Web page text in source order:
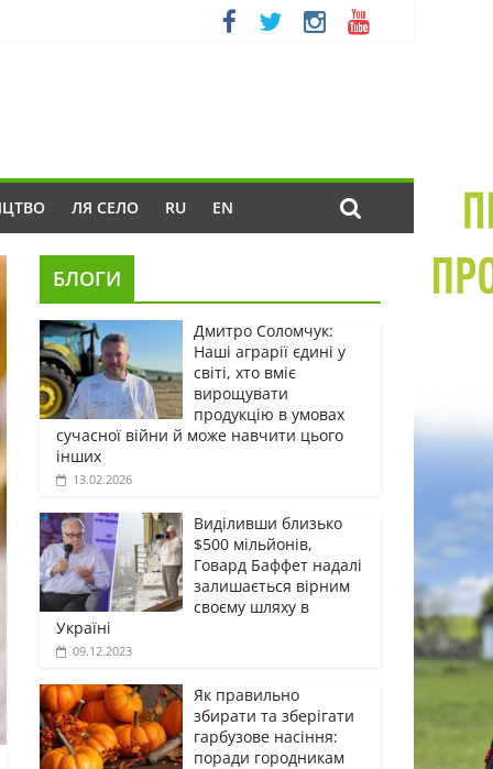
ЛЯ СЕЛО RU EN
БЛОГИ
Дмитро Соломчук:
Наші аграрії єдині у
світі, хто вміє
вирощувати
продукцію в умовах
сучасної війни й може навчити цього
інших
13.02.2026
Виділивши близько
$500 мільйонів,
Говард Баффет надалі
залишається вірним
своєму шляху в
Україні
09.12.2023
Як правильно
збирати та зберігати
гарбузове насіння:
поради городникам